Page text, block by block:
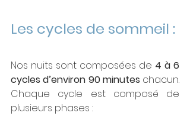
Les cycles de sommeil :
Nos nuits sont composées de 4 à 6
cycles d’environ 90 minutes chacun.
Chaque cycle est composé de
plusieurs phases :